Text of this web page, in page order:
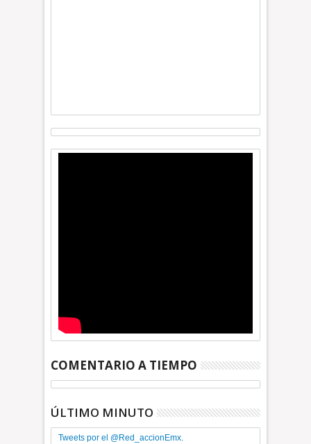
COMENTARIO A TIEMPO
ÚLTIMO MINUTO
Tweets por el @Red_accionEmx.